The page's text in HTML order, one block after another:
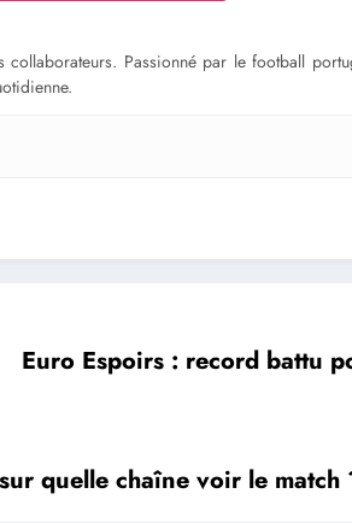
Passionné par le football
Euro Espoirs : record battu
quelle chaîne voir le match